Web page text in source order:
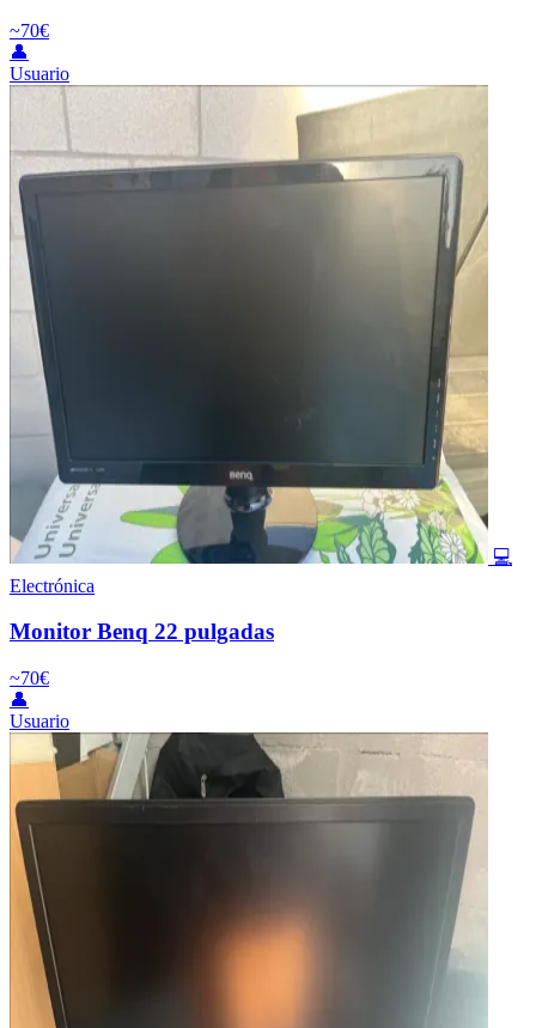
~70€
👤
Usuario
💻
Electrónica
Monitor Benq 22 pulgadas
~70€
👤
Usuario